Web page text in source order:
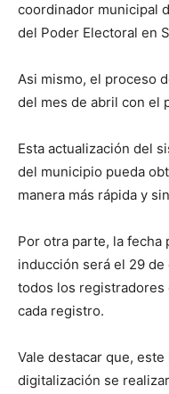
coordinador municipal
del Poder Electoral en
Asi mismo, el proceso
del mes de abril con el
Esta actualización del
del municipio pueda
manera más rápida y
Por otra parte, la fecha
inducción será el 29
todos los
cada registro.
Vale destacar que,
digitalización se